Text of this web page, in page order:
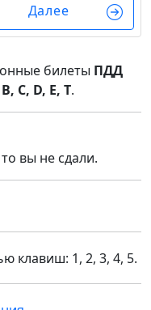
Далее
билеты ПДД
C, D, E, T.
вы не сдали.
клавиш: 1, 2, 3, 4, 5.